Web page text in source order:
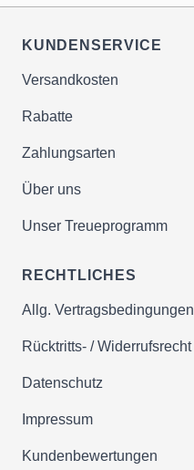
KUNDENSERVICE
Versandkosten
Rabatte
Zahlungsarten
Über uns
Unser Treueprogramm
RECHTLICHES
Allg. Vertragsbedingungen
Rücktritts- / Widerrufsrecht
Datenschutz
Impressum
Kundenbewertungen